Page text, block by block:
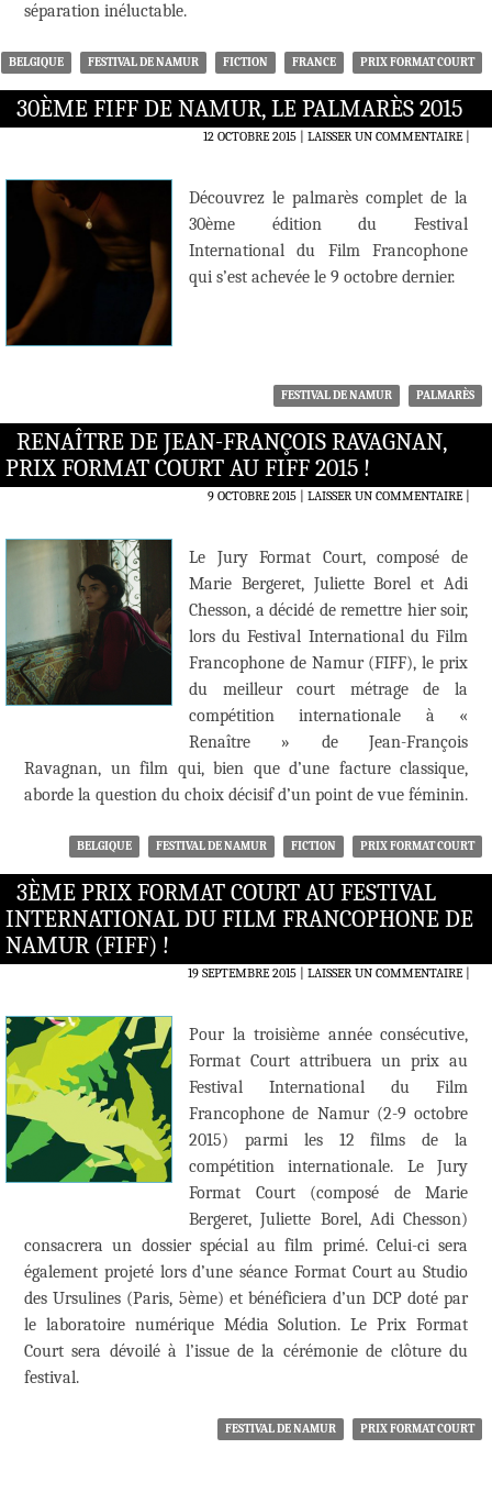
séparation inéluctable.
BELGIQUE FESTIVAL DE NAMUR FICTION FRANCE PRIX FORMAT COURT
30ÈME FIFF DE NAMUR, LE PALMARÈS 2015
12 OCTOBRE 2015 LAISSER UN COMMENTAIRE|
Découvrez le palmarès complet de la
30ème édition du Festival
International du Film Francophone
qui s’est achevée le 9 octobre dernier.
FESTIVAL DE NAMUR PALMARÈS
RENAÎTRE DE JEAN-FRANÇOIS RAVAGNAN,
PRIX FORMAT COURT AU FIFF 2015 !
9 OCTOBRE 2015 LAISSER UN COMMENTAIRE|
Le Jury Format Court, composé de
Marie Bergeret, Juliette Borel et Adi
Chesson, a décidé de remettre hier soir,
lors du Festival International du Film
Francophone de Namur (FIFF), le prix
du meilleur court métrage de la
compétition internationale à «
Renaître » de Jean-François
Ravagnan, un film qui, bien que d’une facture classique,
aborde la question du choix décisif d’un point de vue féminin.
BELGIQUE FESTIVAL DE NAMUR FICTION PRIX FORMAT COURT
3ÈME PRIX FORMAT COURT AU FESTIVAL
INTERNATIONAL DU FILM FRANCOPHONE DE
NAMUR (FIFF) !
19 SEPTEMBRE 2015 LAISSER UN COMMENTAIRE|
Pour la troisième année consécutive,
Format Court attribuera un prix au
Festival International du Film
Francophone de Namur (2-9 octobre
2015) parmi les 12 films de la
compétition internationale. Le Jury
Format Court (composé de Marie
Bergeret, Juliette Borel, Adi Chesson)
consacrera un dossier spécial au film primé. Celui-ci sera
également projeté lors d’une séance Format Court au Studio
des Ursulines (Paris, 5ème) et bénéficiera d’un DCP doté par
le laboratoire numérique Média Solution. Le Prix Format
Court sera dévoilé à l’issue de la cérémonie de clôture du
festival.
FESTIVAL DE NAMUR PRIX FORMAT COURT